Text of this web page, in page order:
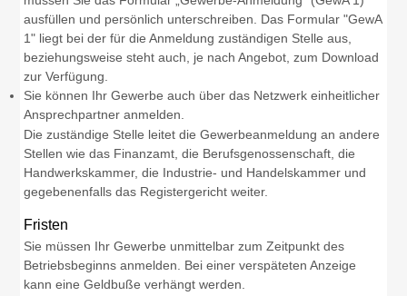
ausfüllen und persönlich unterschreiben. Das Formular "GewA
1" liegt bei der für die Anmeldung zuständigen Stelle aus,
beziehungsweise steht auch, je nach Angebot, zum Download
zur Verfügung.
Sie können Ihr Gewerbe auch über das Netzwerk einheitlicher
Ansprechpartner anmelden.
Die zuständige Stelle leitet die Gewerbeanmeldung an andere
Stellen wie das Finanzamt, die Berufsgenossenschaft, die
Handwerkskammer, die Industrie- und Handelskammer und
gegebenenfalls das Registergericht weiter.
Fristen
Sie müssen Ihr Gewerbe unmittelbar zum Zeitpunkt des
Betriebsbeginns anmelden. Bei einer verspäteten Anzeige
kann eine Geldbuße verhängt werden.